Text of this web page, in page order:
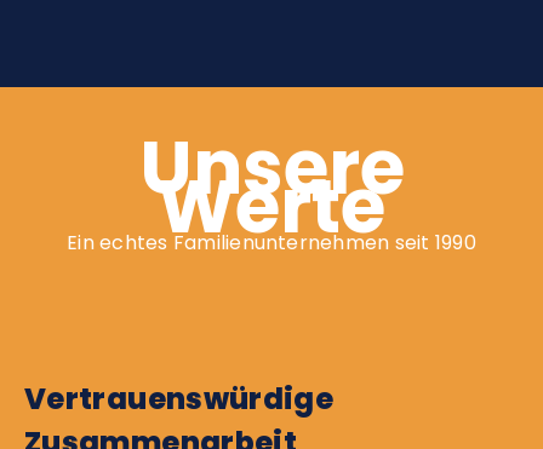
Unsere
Werte
Ein echtes Familienunternehmen seit 1990
Vertrauenswürdige